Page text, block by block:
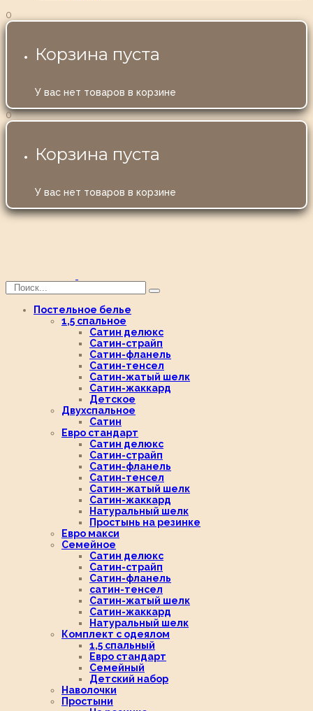
0
Корзина пуста
У вас нет товаров в корзине
0
Корзина пуста
У вас нет товаров в корзине
Постельное белье
1,5 спальное
Сатин делюкс
Сатин-страйп
Сатин-фланель
Сатин-тенсел
Сатин-жатый шелк
Сатин-жаккард
Детское
Двухспальное
Сатин
Евро стандарт
Сатин делюкс
Сатин-страйп
Сатин-фланель
Сатин-тенсел
Сатин-жатый шелк
Сатин-жаккард
Натуральный шелк
Простынь на резинке
Евро макси
Семейное
Сатин делюкс
Сатин-страйп
Сатин-фланель
сатин-тенсел
Сатин-жатый шелк
Сатин-жаккард
Натуральный шелк
Комплект с одеялом
1,5 спальный
Евро стандарт
Семейный
Детский набор
Наволочки
Простыни